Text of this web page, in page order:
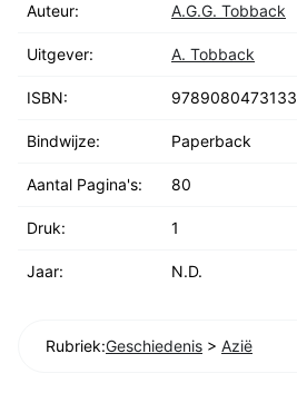
Auteur: A.G.G. Tobback
Uitgever: A. Tobback
ISBN: 9789080473133
Bindwijze: Paperback
Aantal Pagina's: 80
Druk: 1
Jaar: N.D.
Rubriek:Geschiedenis > Azië